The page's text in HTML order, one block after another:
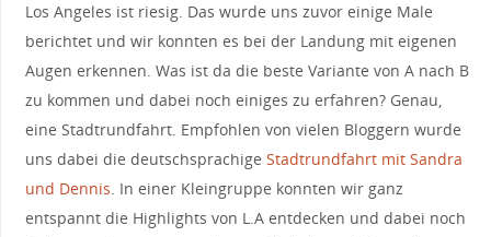
Los Angeles ist riesig. Das wurde uns zuvor einige Male
berichtet und wir konnten es bei der Landung mit eigenen
Augen erkennen. Was ist da die beste Variante von A nach B
zu kommen und dabei noch einiges zu erfahren? Genau,
eine Stadtrundfahrt. Empfohlen von vielen Bloggern wurde
uns dabei die deutschsprachige Stadtrundfahrt mit Sandra
und Dennis. In einer Kleingruppe konnten wir ganz
entspannt die Highlights von L.A entdecken und dabei noch